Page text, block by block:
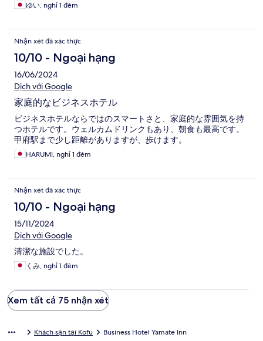
ゆい, nghỉ 1 đêm
Nhận xét đã xác thực
10/10 - Ngoại hạng
16/06/2024
Dịch với Google
家庭的なビジネスホテル
ビジネスホテルならではのスマートさと、家庭的な雰囲気を持
つホテルです。ウェルカムドリンクもあり、朝食も最高です。
甲府駅まで少し距離がありますが、歩けます。
HARUMI, nghỉ 1 đêm
Nhận xét đã xác thực
10/10 - Ngoại hạng
15/11/2024
Dịch với Google
清潔な施設でした。
くみ, nghỉ 1 đêm
Xem tất cả 75 nhận xét
Khách sạn tại Kofu Business Hotel Yamate Inn